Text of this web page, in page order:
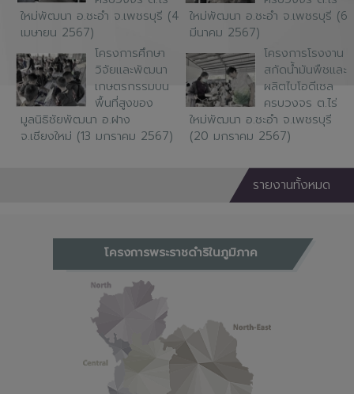
ใหม่พัฒนา อ.ชะอำ จ.เพชรบุรี (4
เมษายน 2567)
ใหม่พัฒนา อ.ชะอำ จ.เพชรบุรี (6
มีนาคม 2567)
โครงการศึกษา
วิจัยและพัฒนา
เกษตรกรรมบน
พื้นที่สูงของ
มูลนิธิชัยพัฒนา อ.ฝาง
จ.เชียงใหม่ (13 มกราคม 2567)
โครงการโรงงาน
สกัดน้ำมันพืชและ
ผลิตไบโอดีเซล
ครบวงจร ต.ไร่
ใหม่พัฒนา อ.ชะอำ จ.เพชรบุรี
(20 มกราคม 2567)
รายงานทั้งหมด
โครงการพระราชดำริในภูมิภาค